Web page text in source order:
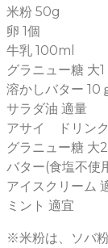
米粉 50g
卵 1個
牛乳 100ml
グラニュー糖 大1
溶かしバター 10
サラダ油 適量
アサイ ドリン
グラニュー糖 大2
バター(食塩不使
アイスクリーム
ミント 適宜
※米粉は、ソバ